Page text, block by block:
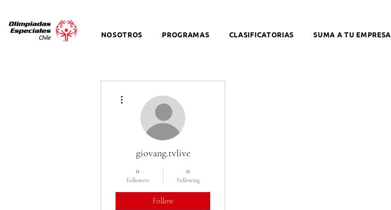
NOSOTROS PROGRAMAS CLASIFICATORIAS SUMA A TU EMPRESA
giovang.tvlive
0
Followers
0
Following
Follow